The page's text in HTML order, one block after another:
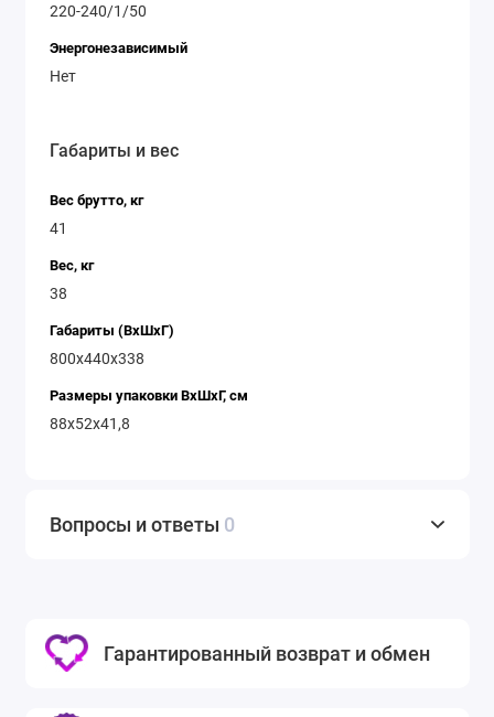
220-240/1/50
Энергонезависимый
Нет
Габариты и вес
Вес брутто, кг
41
Вес, кг
38
Габариты (ВхШхГ)
800х440х338
Размеры упаковки ВxШxГ, см
88х52х41,8
Вопросы и ответы 0
Гарантированный возврат и обмен